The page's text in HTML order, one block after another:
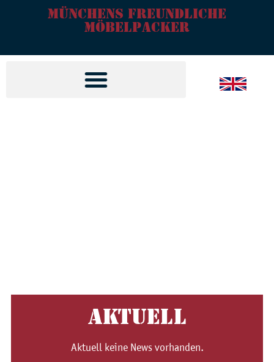
Münchens freundliche
Möbelpacker
AKTUELL
Aktuell keine News vorhanden.